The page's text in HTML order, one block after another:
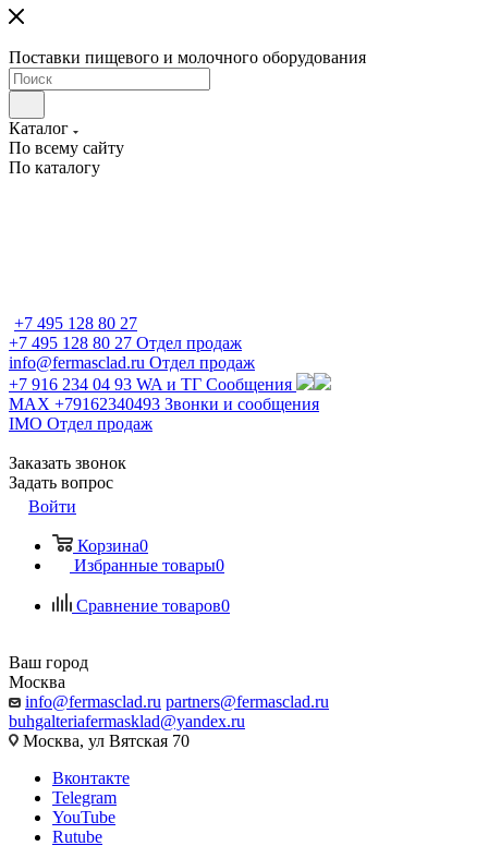
Поставки пищевого и молочного оборудования
Каталог
По всему сайту
По каталогу
+7 495 128 80 27
+7 495 128 80 27 Отдел продаж
info@fermasclad.ru Отдел продаж
+7 916 234 04 93 WA и ТГ Сообщения
MAX +79162340493 Звонки и сообщения
IMO Отдел продаж
Заказать звонок
Задать вопрос
Войти
Корзина0
Избранные товары0
Сравнение товаров0
Ваш город
Москва
info@fermasclad.ru partners@fermasclad.ru
buhgalteriafermasklad@yandex.ru
Москва, ул Вятская 70
Вконтакте
Telegram
YouTube
Rutube